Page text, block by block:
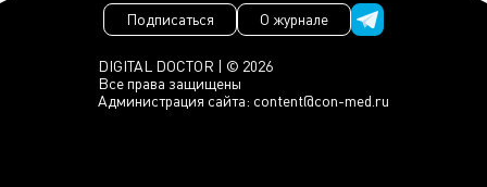
DIGITAL DOCTOR | © 2026
Все права защищены
Администрация сайта: content@con-med.ru
Подписаться О журнале